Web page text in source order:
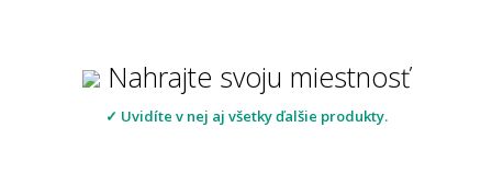
Nahrajte svoju miestnosť
✓ Uvidíte v nej aj všetky ďalšie produkty.